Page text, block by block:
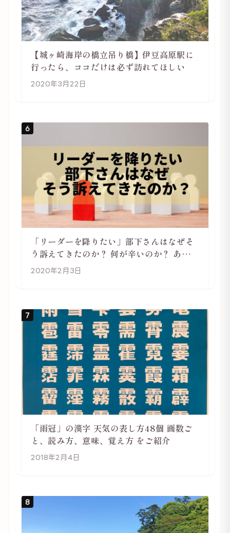
【城ヶ崎海岸の橋立吊り橋】伊豆高原駅に
行ったら、ココだけは必ず訪れてほしい
2020年3月22日
6
「リーダーを降りたい」部下さんはなぜそ
う訴えてきたのか？ 何が辛いのか？ あらた
めて考えてみる
2020年2月3日
7
「雨冠」の漢字 天気の表し方48個 画数ご
と、読み方、意味、覚え方 をご紹介
2018年2月4日
8